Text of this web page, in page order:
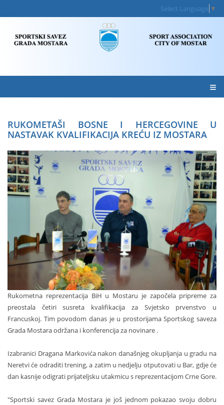
Select Language ▼
≡
RUKOMETAŠI BOSNE I HERCEGOVINE U
NASTAVAK KVALIFIKACIJA KREĆU IZ MOSTARA
Rukometna reprezentacija BiH u Mostaru je započela pripreme za
preostala četiri susreta kvalifikacija za Svjetsko prvenstvo u
Francuskoj. Tim povodom danas je u prostorijama Sportskog saveza
Grada Mostara održana i konferencija za novinare .
Izabranici Dragana Markovića nakon današnjeg okupljanja u gradu na
Neretvi će odraditi trening, a zatim u nedjelju otputovati u Bar, gdje će
dan kasnije odigrati prijateljsku utakmicu s reprezentacijom Crne Gore.
"Sportski savez Grada Mostara je još jednom pokazao svoju dobru